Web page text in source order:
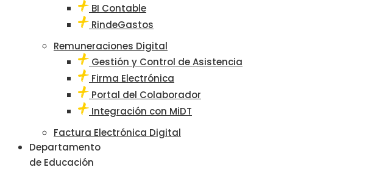
BI Contable
RindeGastos
Remuneraciones Digital
Gestión y Control de Asistencia
Firma Electrónica
Portal del Colaborador
Integración con MiDT
Factura Electrónica Digital
Departamento
de Educación